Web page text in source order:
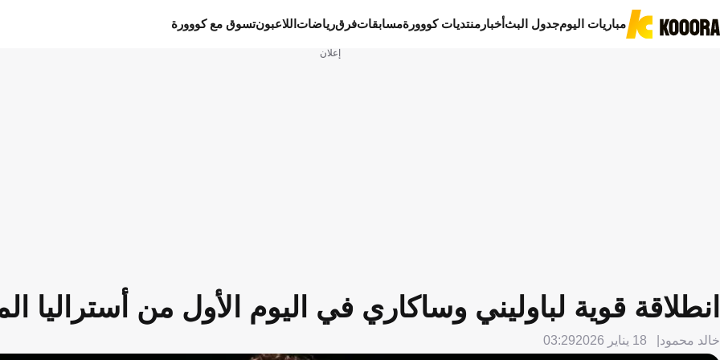
مباريات اليومجدول البثأخبار منتديات كووورةمسابقاتفرقرياضات اللاعبونتسوق مع كووورة
إعلان
انطلاقة قوية لباوليني وساكاري في اليوم الأول من أستراليا
خالد محمود 18 يناير 2026 03:29